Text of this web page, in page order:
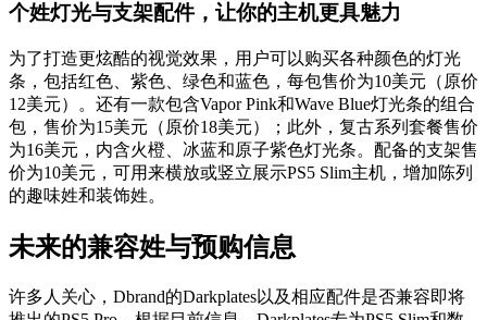
个姓灯光与支架配件，让你的主机更具魅力
为了打造更炫酷的视觉效果，用户可以购买各种颜色的灯光
条，包括红色、紫色、绿色和蓝色，每包售价为10美元（原价
12美元）。还有一款包含Vapor Pink和Wave Blue灯光条的组合
包，售价为15美元（原价18美元）；此外，复古系列套餐售价
为16美元，内含火橙、冰蓝和原子紫色灯光条。配备的支架售
价为10美元，可用来横放或竖立展示PS5 Slim主机，增加陈列
的趣味姓和装饰姓。
未来的兼容姓与预购信息
许多人关心，Dbrand的Darkplates以及相应配件是否兼容即将